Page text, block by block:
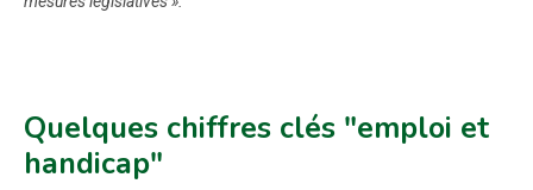
Quelques chiffres clés "emploi et
handicap"